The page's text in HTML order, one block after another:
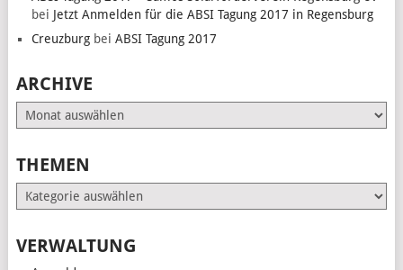
bei Jetzt Anmelden für die ABSI Tagung 2017 in Regensburg
Creuzburgbei ABSI Tagung 2017
ARCHIVE
Archive
THEMEN
Themen
VERWALTUNG